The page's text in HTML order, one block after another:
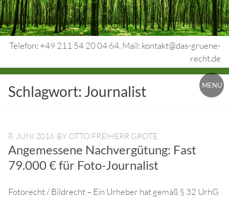
Skip
to
content
Telefon: +49 211 54 20 04 64, Mail: kontakt@das-gruene-
recht.de
Urheberrecht.
Medienrecht.
Rechtsschutz.
MENU
Schlagwort: Journalist
8. JUNI 2016 BY OTTO FREIHERR GROTE
Angemessene Nachvergütung: Fast
79.000 € für Foto-Journalist
Fotorecht / Bildrecht – Ein Urheber hat gemäß § 32 UrhG